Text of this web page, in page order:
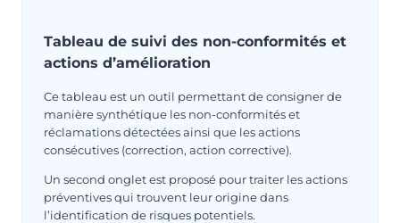
Tableau de suivi des non-conformités et
actions d’amélioration
Ce tableau est un outil permettant de consigner de
manière synthétique les non-conformités et
réclamations détectées ainsi que les actions
consécutives (correction, action corrective).
Un second onglet est proposé pour traiter les actions
préventives qui trouvent leur origine dans
l’identification de risques potentiels.